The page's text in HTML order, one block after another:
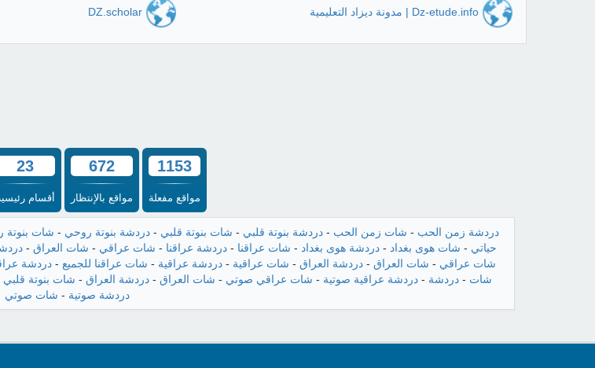
Dz-etude.info | مدونة ديزاد التعليمية DZ.scholar
1153
مواقع مفعلة
672
مواقع بالإنتظار
23
أقسام
دردشة زمن الحب - شات زمن الحب - دردشة بنوتة قلبي - شات بنوتة قلبي - دردشة بنوتة روحي - شات بنوتة
حياتي - شات هوى بغداد -دردشة هوى بغداد - شات عراقنا -دردشة عراقنا - شات عراقي - شات العراق -
شات عراقي - شات العراق -دردشة العراق - شات عراقية -دردشة عراقية - شات عراقنا للجميع -دردشة
شات - دردشة - دردشة عراقية صوتية - شات عراقي صوتي - شات العراق - دردشة العراق - شات بنوتة قلبي
دردشة صوتية - شات صوتي